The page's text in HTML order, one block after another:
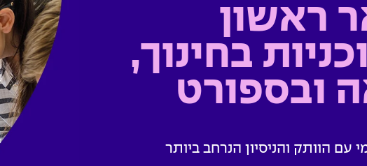
ראשון
בחינוך,
ובספורט
עם הוותק והניסיון הנרחב ביותר